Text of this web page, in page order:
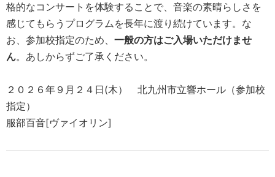
格的なコンサートを体験することで、音楽の素晴らしさを
感じてもらうプログラムを長年に渡り続けています。な
お、参加校指定のため、 一般の方はご入場いただけませ
ん。あしからずご了承ください。
２０２６年９月２４日(木） 北九州市立響ホール（参加校
指定）
服部百音[ヴァイオリン]